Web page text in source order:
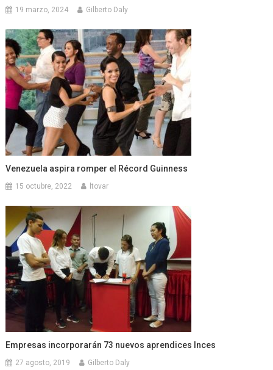
19 marzo, 2024 Gilberto Daly
Venezuela aspira romper el Récord Guinness
15 octubre, 2022 ltovar
Empresas incorporarán 73 nuevos aprendices Inces
27 agosto, 2019 Gilberto Daly